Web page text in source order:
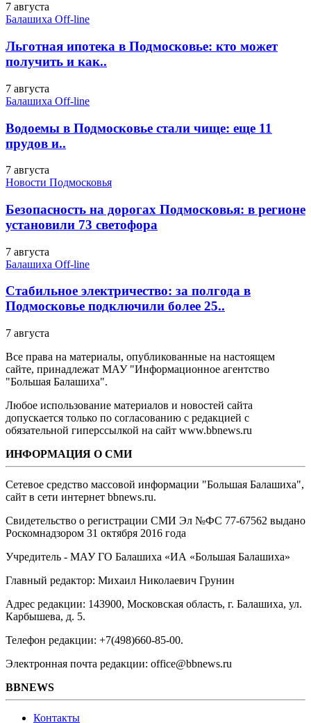
7 августа
Балашиха Off-line
Льготная ипотека в Подмосковье: кто может
получить и как..
7 августа
Балашиха Off-line
Водоемы в Подмосковье стали чище: еще 11
прудов и..
7 августа
Новости Подмосковья
Безопасность на дорогах Подмосковья: в регионе
установили 73 светофора
7 августа
Балашиха Off-line
Стабильное электричество: за полгода в
Подмосковье подключили более 25..
7 августа
Все права на материалы, опубликованные на настоящем
сайте, принадлежат МАУ "Информационное агентство
"Большая Балашиха".
Любое использование материалов и новостей сайта
допускается только по согласованию с редакцией с
обязательной гиперссылкой на сайт www.bbnews.ru
ИНФОРМАЦИЯ О СМИ
Сетевое средство массовой информации "Большая Балашиха",
сайт в сети интернет bbnews.ru.
Свидетельство о регистрации СМИ Эл №ФС ‎77-67562 выдано
Роскомнадзором 31 октября 2016 года
Учредитель - МАУ ГО Балашиха «ИА «Большая Балашиха»
Главный редактор: Михаил Николаевич Грунин
Адрес редакции: 143900, Московская область, г. Балашиха, ул.
Карбышева, д. 5.
Телефон редакции: +7(498)660-85-00.
Электронная почта редакции: office@bbnews.ru
BBNEWS
Контакты